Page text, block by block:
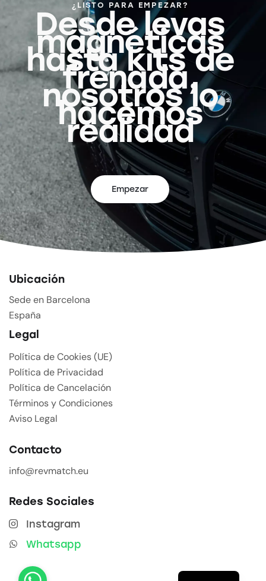
¿LISTO PARA EMPEZAR?
Desde levas
magnéticas
hasta kits de
frenada,
nosotros lo
hacemos
realidad
Empezar
Ubicación
Sede en Barcelona
España
Legal
Política de Cookies (UE)
Política de Privacidad
Política de Cancelación
Términos y Condiciones
Aviso Legal
Contacto
info@revmatch.eu
Redes Sociales
Instagram
Whatsapp